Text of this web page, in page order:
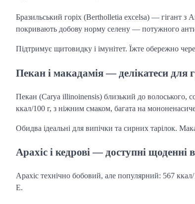
Бразильський горіх (Bertholletia excelsa) — гігант з
покривають добову норму селену — потужного
Підтримує щитовидку і імунітет. Їжте обережно
Пекан і макадамія — делікатеси для
Пекан (Carya illinoinensis) близький до волоського,
ккал/100 г, з ніжним смаком, багата на
Обидва ідеальні для випічки та сирних тарілок.
Арахіс і кедрові — доступні щоденні
Арахіс технічно бобовий, але популярний: 567
E.